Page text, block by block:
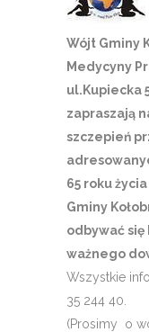
Wójt Gminy
Medycyny
ul.Kupiecka
zapraszają
szczepień
65 roku
Gminy
odbywać
ważnego
Wszystkie
35 244 40.
(Prosimy o